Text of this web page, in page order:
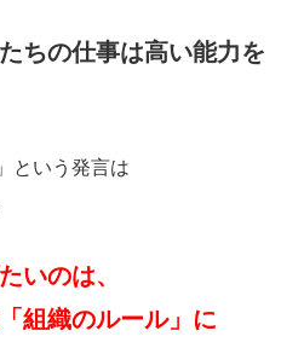
ちの仕事は高い能力を
という発言は
いのは、
組織のルール」に